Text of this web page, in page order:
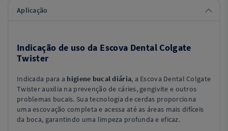
Aplicação
Indicação de uso da Escova Dental Colgate
Twister
Indicada para a higiene bucal diária, a Escova Dental Colgate
Twister auxilia na prevenção de cáries, gengivite e outros
problemas bucais. Sua tecnologia de cerdas proporciona
uma escovação completa e acessa até as áreas mais difíceis
da boca, garantindo uma limpeza profunda e eficaz.